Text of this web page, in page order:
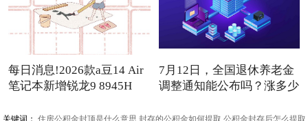
每日消息!2026款a豆14 Air
笔记本新增锐龙9 8945H
7月12日，全国退休养老金
调整通知能公布吗？涨多少
关键词： 住房公积金封顶是什么意思 封存的公积金如何提取 公积金封存后怎么提取